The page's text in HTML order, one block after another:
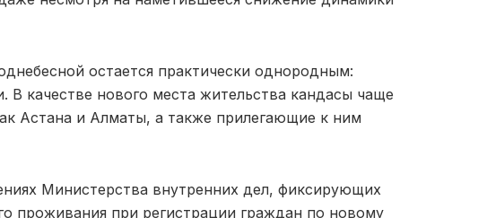
остается практически однородным:
В качестве нового места жительства кандасы чаще
Астана и Алматы, а также прилегающие к ним
Министерства внутренних дел, фиксирующих
проживания при регистрации граждан по новому